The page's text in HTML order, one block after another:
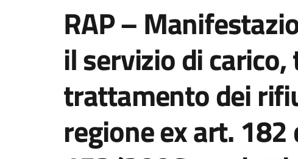
RAP –
il servizio di
trattamento dei
regione ex art. 182